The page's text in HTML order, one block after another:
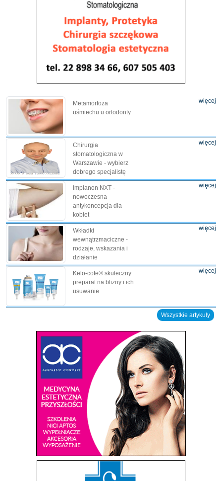
Metamorfoza
uśmiechu u ortodonty
więcej
Chirurgia
stomatologiczna w
Warszawie - wybierz
dobrego specjalistę
więcej
Implanon NXT -
nowoczesna
antykoncepcja dla
kobiet
więcej
Wkładki
wewnątrzmaciczne -
rodzaje, wskazania i
działanie
więcej
Kelo-cote® skuteczny
preparat na blizny i ich
usuwanie
więcej
Wszystkie artykuły